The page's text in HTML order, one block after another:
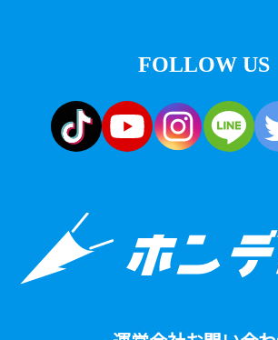
FOLLOW US